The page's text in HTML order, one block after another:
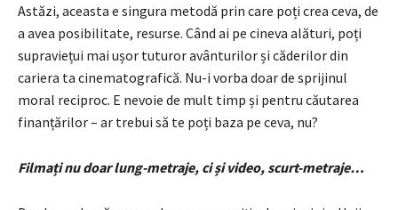
Astăzi, aceasta e singura metodă prin care poți crea ceva, de
a avea posibilitate, resurse. Când ai pe cineva alături, poți
supraviețui mai ușor tuturor avânturilor și căderilor din
cariera ta cinematografică. Nu-i vorba doar de sprijinul
moral reciproc. E nevoie de mult timp și pentru căutarea
finanțărilor – ar trebui să te poți baza pe ceva, nu?
Filmați nu doar lung-metraje, ci și video, scurt-metraje…